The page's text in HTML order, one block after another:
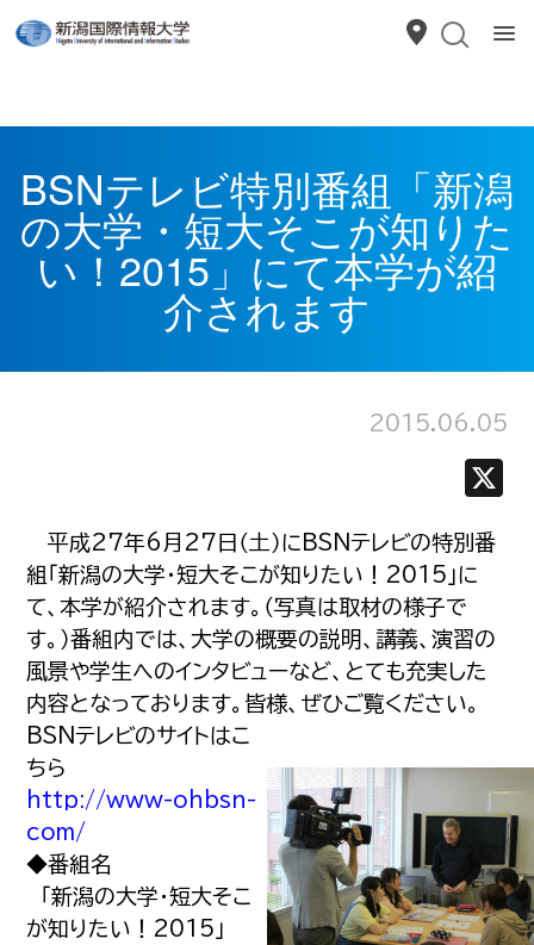
BSNテレビ特別番組「新潟
の大学・短大そこが知りた
い！2015」にて本学が紹
介されます
2015.06.05
平成27年6月27日（土）にBSNテレビの特別番
組「新潟の大学・短大そこが知りたい！2015」に
て、本学が紹介されます。（写真は取材の様子で
す。）番組内では、大学の概要の説明、講義、演習の
風景や学生へのインタビューなど、とても充実した
内容となっております。皆様、ぜひご覧ください。
BSNテレビのサイトはこ
ちら
http://www-ohbsn-
com/
◆番組名
「新潟の大学・短大そこ
が知りたい！2015」